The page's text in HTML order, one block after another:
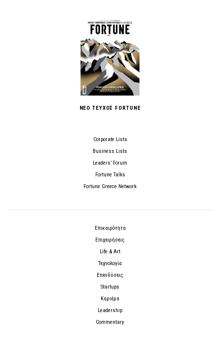
ΝΕΟ ΤΕΥΧΟΣ FORTUNE
Corporate Lists
Business Lists
Leaders’ Forum
Fortune Talks
Fortune Greece Network
Επικαιρότητα
Επιχειρήσεις
Life & Art
Τεχνολογία
Επενδύσεις
Startups
Καριέρα
Leadership
Commentary